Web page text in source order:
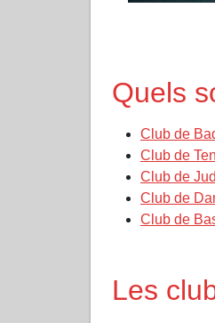
Quels
Club de
Club de
Club de
Club de
Club de
Les